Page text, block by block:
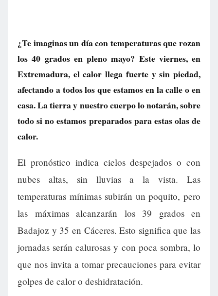
¿Te imaginas un día con temperaturas que rozan
los 40 grados en pleno mayo? Este viernes, en
Extremadura, el calor llega fuerte y sin piedad,
afectando a todos los que estamos en la calle o en
casa. La tierra y nuestro cuerpo lo notarán, sobre
todo si no estamos preparados para estas olas de
calor.
El pronóstico indica cielos despejados o con
nubes altas, sin lluvias a la vista. Las
temperaturas mínimas subirán un poquito, pero
las máximas alcanzarán los 39 grados en
Badajoz y 35 en Cáceres. Esto significa que las
jornadas serán calurosas y con poca sombra, lo
que nos invita a tomar precauciones para evitar
golpes de calor o deshidratación.